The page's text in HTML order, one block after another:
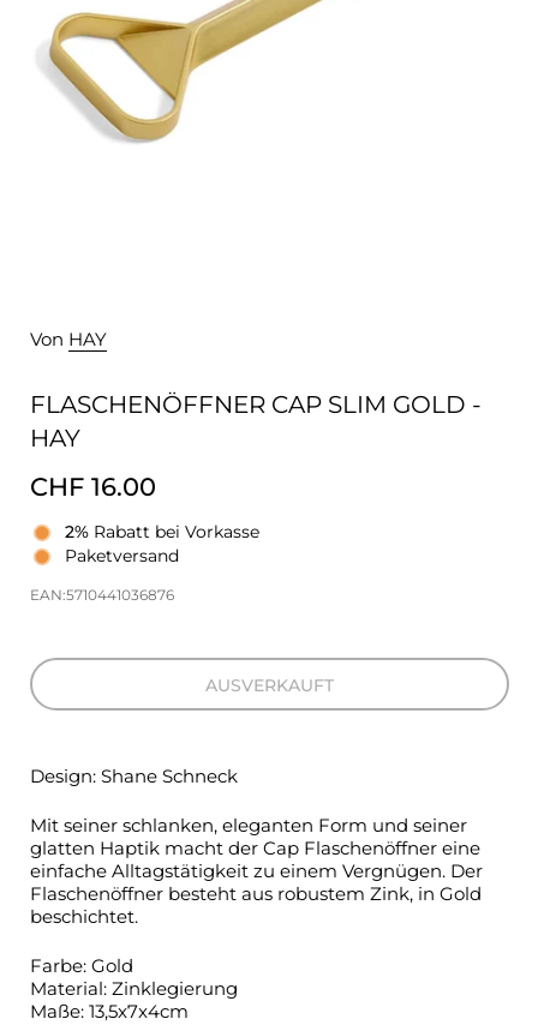
Von HAY
FLASCHENÖFFNER CAP SLIM GOLD -
HAY
CHF 16.00
2% Rabatt bei Vorkasse
Paketversand
EAN:5710441036876
AUSVERKAUFT
Design: Shane Schneck
Mit seiner schlanken, eleganten Form und seiner
glatten Haptik macht der Cap Flaschenöffner eine
einfache Alltagstätigkeit zu einem Vergnügen. Der
Flaschenöffner besteht aus robustem Zink, in Gold
beschichtet.
Farbe: Gold
Material: Zinklegierung
Maße: 13,5x7x4cm